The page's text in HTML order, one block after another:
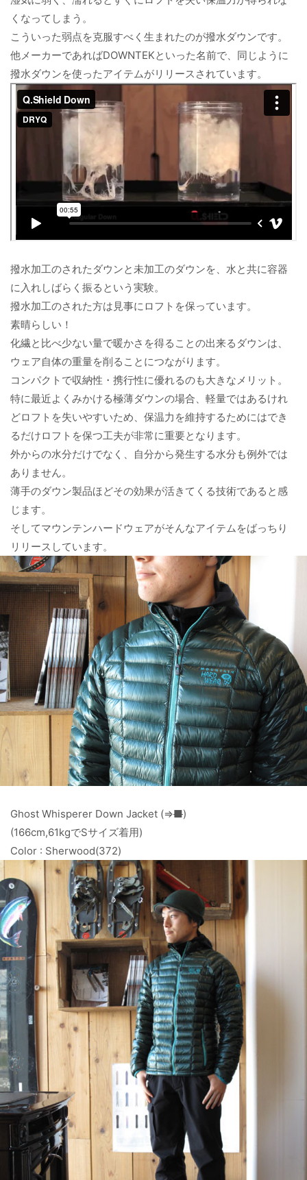
くなってしまう。
こういった弱点を克服すべく生まれたのが撥水ダウンです。
他メーカーであればDOWNTEKといった名前で、同じように
撥水ダウンを使ったアイテムがリリースされています。
撥水加工のされたダウンと未加工のダウンを、水と共に容器
に入れしばらく振るという実験。
撥水加工のされた方は見事にロフトを保っています。
素晴らしい！
化繊と比べ少ない量で暖かさを得ることの出来るダウンは、
ウェア自体の重量を削ることにつながります。
コンパクトで収納性・携行性に優れるのも大きなメリット。
特に最近よくみかける極薄ダウンの場合、軽量ではあるけれ
どロフトを失いやすいため、保温力を維持するためにはでき
るだけロフトを保つ工夫が非常に重要となります。
外からの水分だけでなく、自分から発生する水分も例外では
ありません。
薄手のダウン製品ほどその効果が活きてくる技術であると感
じます。
そしてマウンテンハードウェアがそんなアイテムをばっちり
リリースしています。
Ghost Whisperer Down Jacket (⇒■)
(166cm,61kgでSサイズ着用)
Color : Sherwood(372)